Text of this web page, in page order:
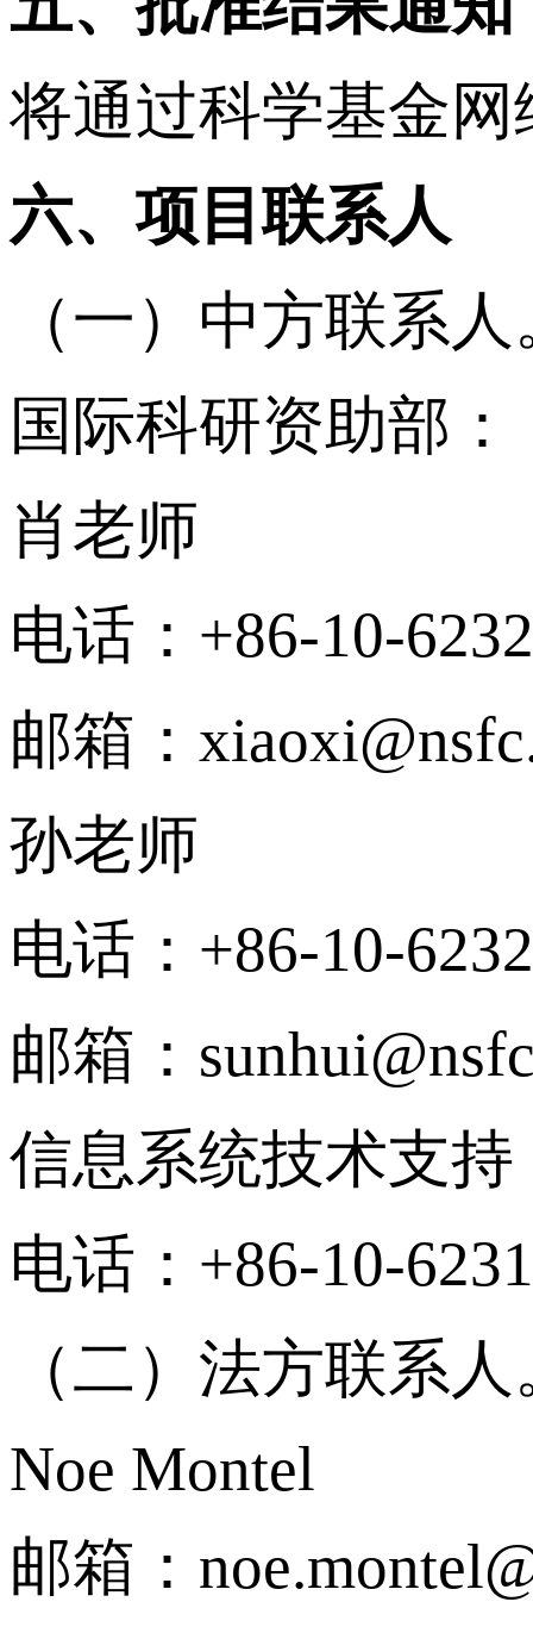
将通过科学基金
六、项目联系人
（一）中方联系人
国际科研资助部：
肖老师
电话：+86-10-
邮箱：
孙老师
电话：+86-10-
邮箱：
信息系统技术支
电话：+86-10-
（二）法方联系人
Noe Montel
邮箱：